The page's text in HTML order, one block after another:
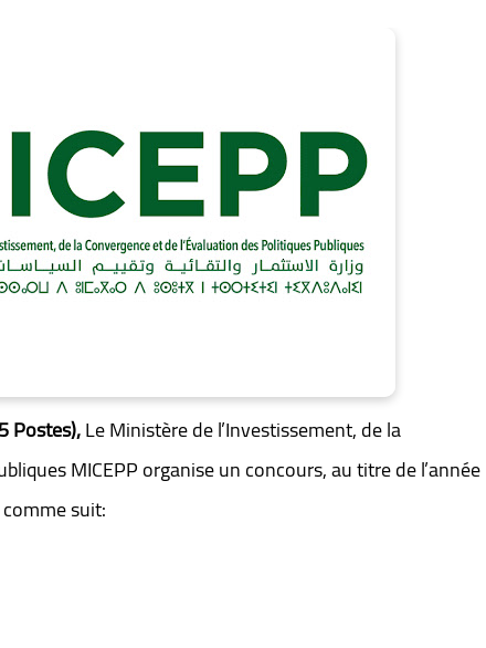
Postes),Le Ministère de l’Investissement, de la
MICEPP organise un concours, au titre de l’année
suit: